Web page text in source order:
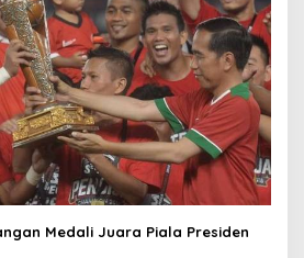
Medali Juara Piala Presiden